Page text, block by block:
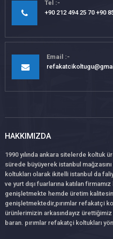
Tel
+90 212 494 25 70 +90
Email
HAKKIMIZDA
1990 yılında ankara sitelerde koltuk
sürede büyüyerek istanbul mağzasını
koltukları olarak ikitelli istanbul da
ve yurt dışı fuarlarına katılan
genişletmekte hemde üretim
genişletmektedir,pırımlar refakatçi
ürünlerimizin arkasındayız
baran. pırımlar refakatçi koltukları